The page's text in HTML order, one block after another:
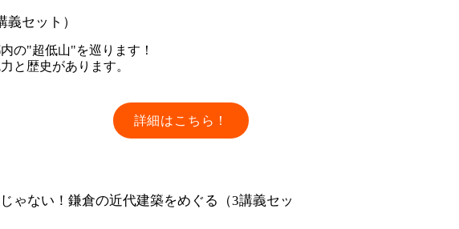
セット）
の"超低山"を巡ります！
と歴史があります。
詳細はこちら！
ゃない！鎌倉の近代建築をめぐる（3講義セッ